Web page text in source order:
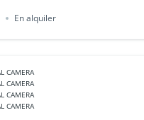
En alquiler